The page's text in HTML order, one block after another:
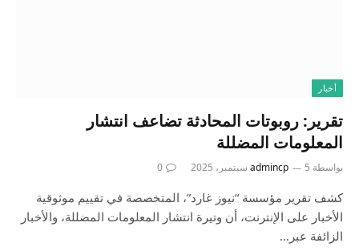
أخبار
تقرير: روبوتات المحادثة تضاعف انتشار
المعلومات المضللة
بواسطة admincp 5 سبتمبر، 2025 0
كشف تقرير مؤسسة “نيوز غارد”، المتخصصة في تقييم موثوقية
الأخبار على الإنترنت، أن وتيرة انتشار المعلومات المضللة، والأخبار
الزائفة عبر…